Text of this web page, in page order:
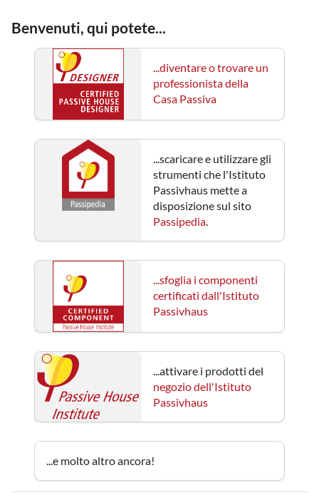
Benvenuti, qui potete...
...diventare o trovare un
professionista della
Casa Passiva
...scaricare e utilizzare gli
strumenti che l'Istituto
Passivhaus mette a
disposizione sul sito
Passipedia.
...sfoglia i componenti
certificati dall'Istituto
Passivhaus
...attivare i prodotti del
negozio dell'Istituto
Passivhaus
...e molto altro ancora!